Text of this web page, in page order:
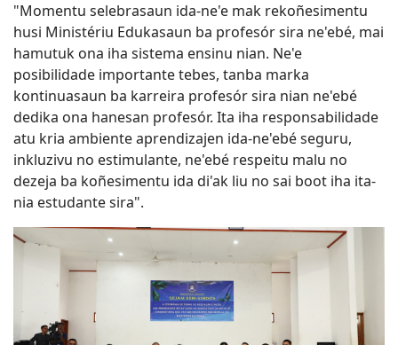
"Momentu selebrasaun ida-ne'e mak rekoñesimentu
husi Ministériu Edukasaun ba profesór sira ne'ebé, mai
hamutuk ona iha sistema ensinu nian. Ne'e
posibilidade importante tebes, tanba marka
kontinuasaun ba karreira profesór sira nian ne'ebé
dedika ona hanesan profesór. Ita iha responsabilidade
atu kria ambiente aprendizajen ida-ne'ebé seguru,
inkluzivu no estimulante, ne'ebé respeitu malu no
dezeja ba koñesimentu ida di'ak liu no sai boot iha ita-
nia estudante sira".